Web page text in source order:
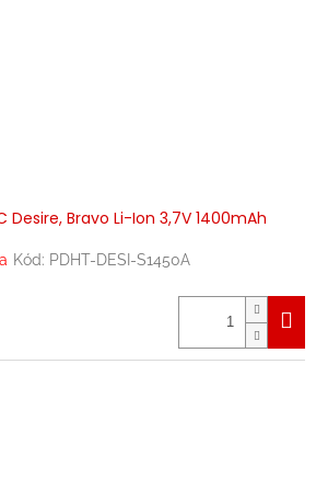
Desire, Bravo Li-Ion 3,7V 1400mAh
Kód: PDHT-DESI-S1450A